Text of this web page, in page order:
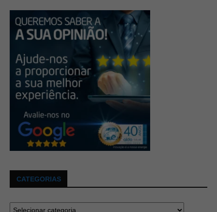
CATEGORIAS